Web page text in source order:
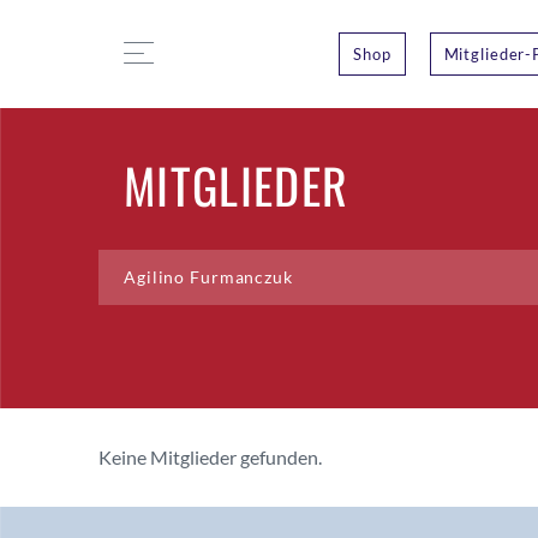
Shop Mitglieder-
MITGLIEDER
Keine Mitglieder gefunden.